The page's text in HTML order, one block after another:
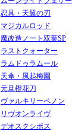
忍具・天翼の刃
マジカルロッド
魔改造ノート双葉SP
ラストクォーター
ラムドゥラムール
天傘・風起梅園
元旦橙花刀
ヴァルキリーペノン
リヴオンライヴ
デオスクシポス